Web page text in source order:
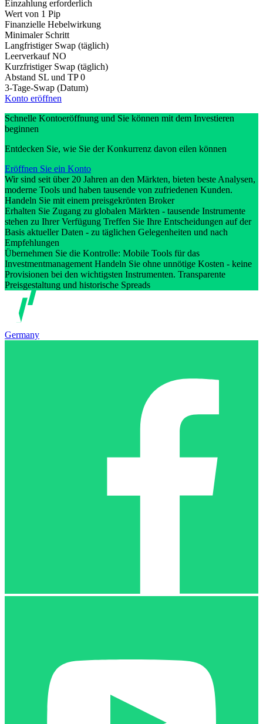
Einzahlung erforderlich
Wert von 1 Pip
Finanzielle Hebelwirkung
Minimaler Schritt
Langfristiger Swap (täglich)
Leerverkauf NO
Kurzfristiger Swap (täglich)
Abstand SL und TP 0
3-Tage-Swap (Datum)
Konto eröffnen
Schnelle Kontoeröffnung und Sie können mit dem Investieren
beginnen
Entdecken Sie, wie Sie der Konkurrenz davon eilen können
Eröffnen Sie ein Konto
Wir sind seit über 20 Jahren an den Märkten, bieten beste Analysen,
moderne Tools und haben tausende von zufriedenen Kunden.
Handeln Sie mit einem preisgekrönten Broker
Erhalten Sie Zugang zu globalen Märkten - tausende Instrumente
stehen zu Ihrer Verfügung Treffen Sie Ihre Entscheidungen auf der
Basis aktueller Daten - zu täglichen Gelegenheiten und nach
Empfehlungen
Übernehmen Sie die Kontrolle: Mobile Tools für das
Investmentmanagement Handeln Sie ohne unnötige Kosten - keine
Provisionen bei den wichtigsten Instrumenten. Transparente
Preisgestaltung und historische Spreads
Germany